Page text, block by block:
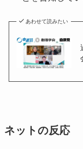
あわせて読みたい
ネットの反応